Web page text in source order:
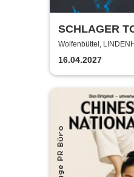
SCHLAGER
große
Wolfenbüttel,
WOLFENBÜTTEL
16.04.2027